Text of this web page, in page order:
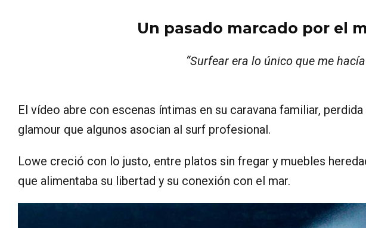
Un pasado marcado por el
“Surfear era lo único que me
El vídeo abre con escenas íntimas en su caravana familiar,
glamour que algunos asocian al surf profesional.
Lowe creció con lo justo, entre platos sin fregar y muebles
que alimentaba su libertad y su conexión con el mar.